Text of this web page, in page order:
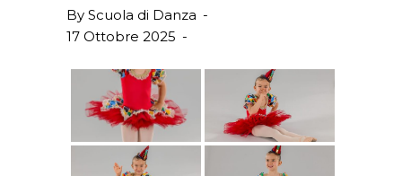
By Scuola di Danza
17 Ottobre 2025